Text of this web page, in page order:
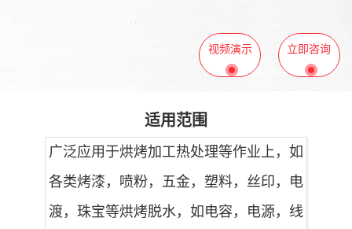
视频演示 立即咨询
适用范围
广泛应用于烘烤加工热处理等作业上，如
各类烤漆，喷粉，五金，塑料，丝印，电
渡，珠宝等烘烤脱水，如电容，电源，线